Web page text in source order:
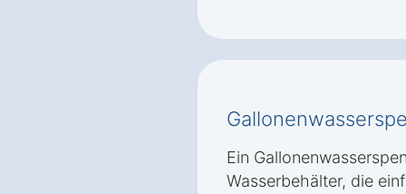
Ein
Wasserbehälter, die